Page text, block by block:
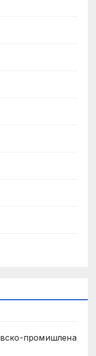
промишлена